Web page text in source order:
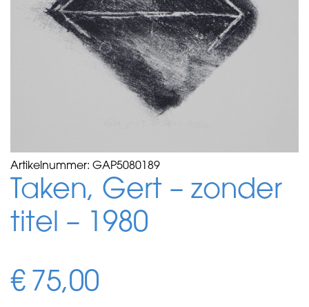
Artikelnummer: GAP5080189
Taken, Gert – zonder
titel – 1980
€ 75,00